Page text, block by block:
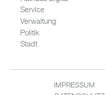
Service
Verwaltung
Politik
Stadt
IMPRESSUM